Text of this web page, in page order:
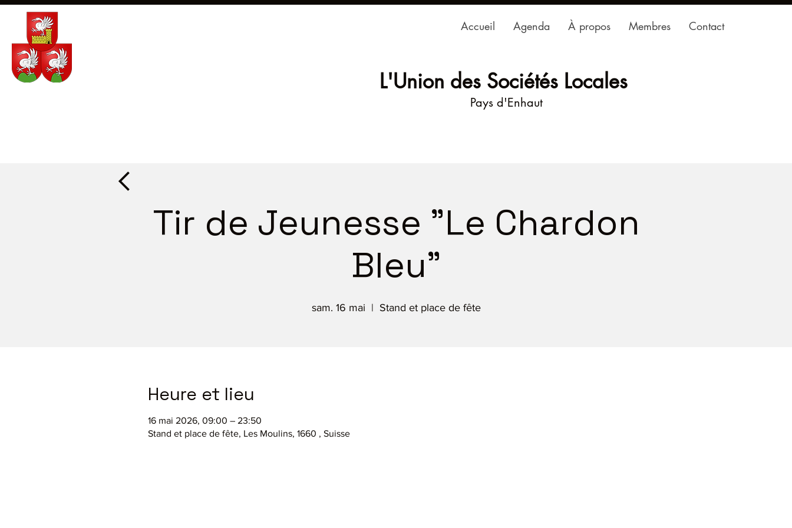
Accueil Agenda À propos Membres Contact
L'Union des Sociétés Locales
Pays d'Enhaut
Tir de Jeunesse "Le Chardon
Bleu"
sam. 16 mai
  |
Stand et place de fête
Heure et lieu
16 mai 2026, 09:00 – 23:50
Stand et place de fête, Les Moulins, 1660 , Suisse